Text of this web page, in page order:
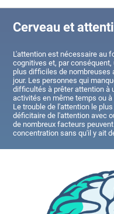
Cerveau et
L'attention est nécessaire au
cognitives et, par
plus difficiles de
jour. Les personnes qui
difficultés à prêter attention à
activités en même temps ou
Le trouble de l'attention le
déficitaire de l'attention avec
de nombreux facteurs
concentration sans qu'il y ait